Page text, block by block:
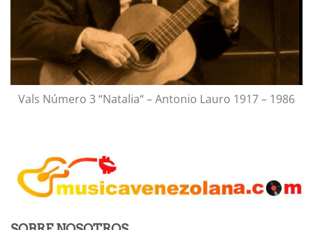
Vals Número 3 “Natalia“ – Antonio Lauro 1917 – 1986